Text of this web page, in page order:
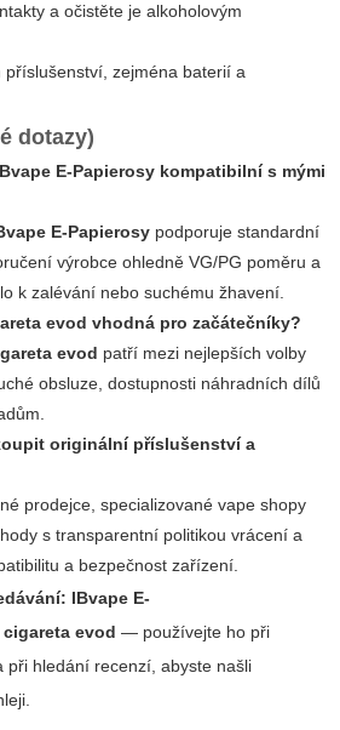
a očistěte je alkoholovým
zejména baterií a
dotazy)
E-Papierosy kompatibilní s mými
E-Papierosy podporuje standardní
výrobce ohledně VG/PG poměru a
k zalévání nebo suchému žhavení.
evod vhodná pro začátečníky?
evod patří mezi nejlepších volby
obsluze, dostupnosti náhradních dílů
originální příslušenství a
prodejce, specializované vape shopy
s transparentní politikou vrácení a
a bezpečnost zařízení.
IBvape E-
evod — používejte ho při
při hledání recenzí, abyste našli